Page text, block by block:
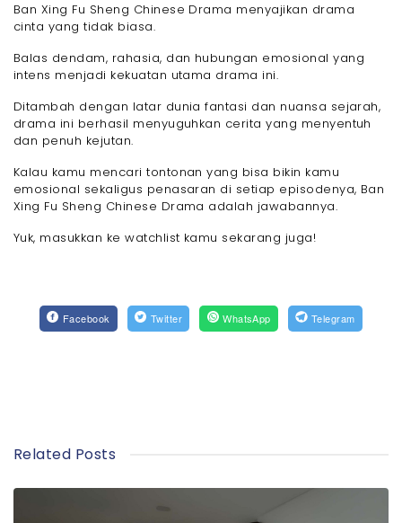
Ban Xing Fu Sheng Chinese Drama menyajikan drama
cinta yang tidak biasa.
Balas dendam, rahasia, dan hubungan emosional yang
intens menjadi kekuatan utama drama ini.
Ditambah dengan latar dunia fantasi dan nuansa sejarah,
drama ini berhasil menyuguhkan cerita yang menyentuh
dan penuh kejutan.
Kalau kamu mencari tontonan yang bisa bikin kamu
emosional sekaligus penasaran di setiap episodenya, Ban
Xing Fu Sheng Chinese Drama adalah jawabannya.
Yuk, masukkan ke watchlist kamu sekarang juga!
Facebook Twitter WhatsApp Telegram
Related Posts